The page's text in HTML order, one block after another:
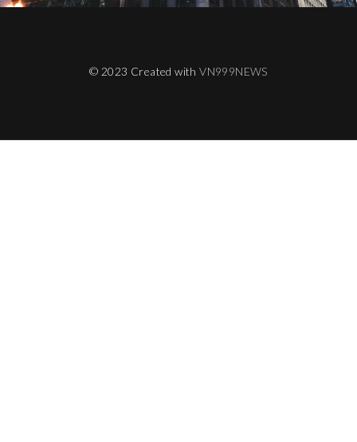
© 2023 Created withVN999NEWS